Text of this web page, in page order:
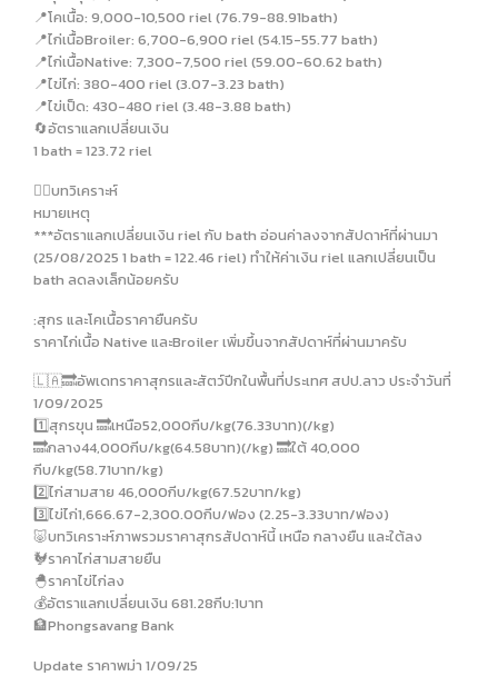
📍โคเนื้อ: 9,000-10,500 riel (76.79-88.91bath)
📍ไก่เนื้อBroiler: 6,700-6,900 riel (54.15-55.77 bath)
📍ไก่เนื้อNative: 7,300-7,500 riel (59.00-60.62 bath)
📍ไข่ไก่: 380-400 riel (3.07-3.23 bath)
📍ไข่เป็ด: 430-480 riel (3.48-3.88 bath)
🔄อัตราแลกเปลี่ยนเงิน
1 bath = 123.72 riel
✍🏻บทวิเคราะห์
หมายเหตุ
***อัตราแลกเปลี่ยนเงิน riel กับ bath อ่อนค่าลงจากสัปดาห์ที่ผ่านมา
(25/08/2025 1 bath = 122.46 riel) ทำให้ค่าเงิน riel แลกเปลี่ยนเป็น
bath ลดลงเล็กน้อยครับ
:สุกร และโคเนื้อราคายืนครับ
ราคาไก่เนื้อ Native และBroiler เพิ่มขึ้นจากสัปดาห์ที่ผ่านมาครับ
🇱🇦🔜อัพเดทราคาสุกรและสัตว์ปีกในพื้นที่ประเทศ สปป.ลาว ประจำวันที่
1/09/2025
1️⃣สุกรขุน 🔜เหนือ52,000กีบ/kg(76.33บาท)(/kg)
🔜กลาง44,000กีบ/kg(64.58บาท)(/kg) 🔜ใต้ 40,000
กีบ/kg(58.71บาท/kg)
2️⃣ไก่สามสาย 46,000กีบ/kg(67.52บาท/kg)
3️⃣ไข่ไก่1,666.67-2,300.00กีบ/ฟอง (2.25-3.33บาท/ฟอง)
🐷บทวิเคราะห์ภาพรวมราคาสุกรสัปดาห์นี้ เหนือ กลางยืน และใต้ลง
🐓ราคาไก่สามสายยืน
🐣ราคาไข่ไก่ลง
💰อัตราแลกเปลี่ยนเงิน 681.28กีบ:1บาท
🏦Phongsavang Bank
Update ราคาพม่า 1/09/25